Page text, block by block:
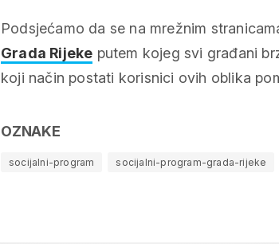
Podsjećamo da se na mrežnim
Grada Rijeke putem kojeg svi građani
koji način postati korisnici ovih oblika
OZNAKE
socijalni-program socijalni-program-grada-rijeke